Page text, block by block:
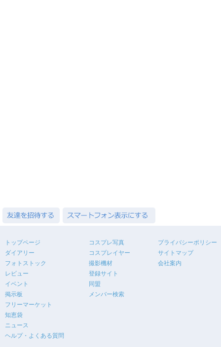
トップページ
ダイアリー
フォトストック
レビュー
イベント
掲示板
フリーマーケット
知恵袋
ニュース
ヘルプ・よくある質問
コスプレ写真
コスプレイヤー
撮影機材
登録サイト
同盟
メンバー検索
プライバシーポリシー
サイトマップ
会社案内